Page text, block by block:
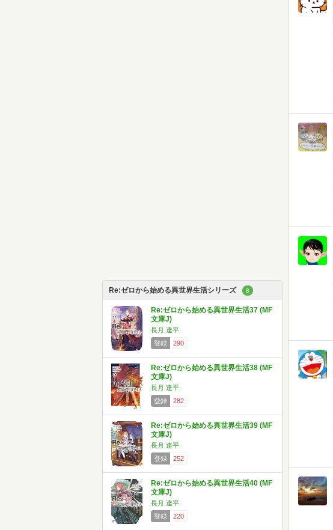
Re:ゼロから始める異世界生活シリーズ 8
Re:ゼロから始める異世界生活37 (MF
文庫J)
長月 達平
登録
290
Re:ゼロから始める異世界生活38 (MF
文庫J)
長月 達平
登録
282
Re:ゼロから始める異世界生活39 (MF
文庫J)
長月 達平
登録
252
Re:ゼロから始める異世界生活40 (MF
文庫J)
長月 達平
登録
220